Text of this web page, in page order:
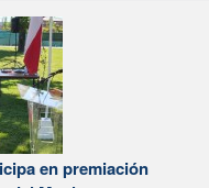
en premiación